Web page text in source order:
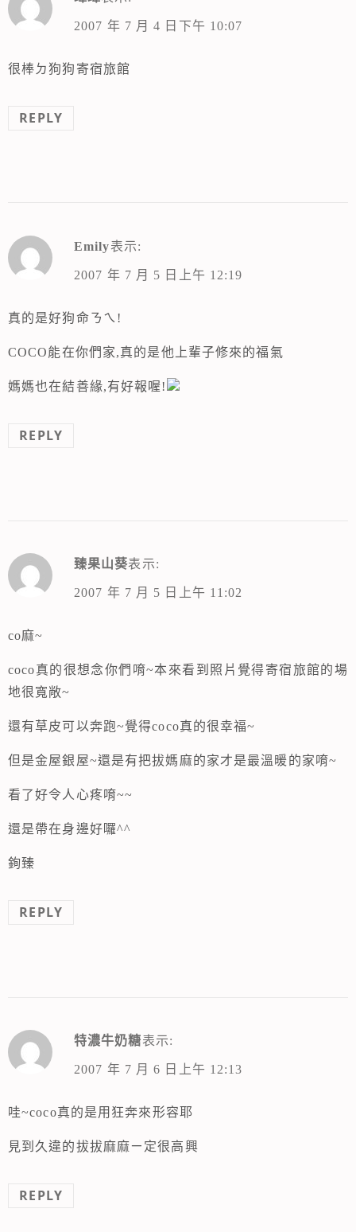
2007 年 7 月 4 日下午 10:07
很棒ㄉ狗狗寄宿旅館
REPLY
Emily表示:
2007 年 7 月 5 日上午 12:19
真的是好狗命ㄋㄟ!
COCO能在你們家,真的是他上輩子修來的福氣
媽媽也在結善緣,有好報喔!
REPLY
臻果山葵表示:
2007 年 7 月 5 日上午 11:02
co麻~
coco真的很想念你們唷~本來看到照片覺得寄宿旅館的場
地很寬敞~
還有草皮可以奔跑~覺得coco真的很幸福~
但是金屋銀屋~還是有把拔媽麻的家才是最溫暖的家唷~
看了好令人心疼唷~~
還是帶在身邊好囉^^
銁臻
REPLY
特濃牛奶糖表示:
2007 年 7 月 6 日上午 12:13
哇~coco真的是用狂奔來形容耶
見到久違的拔拔麻麻ㄧ定很高興
REPLY